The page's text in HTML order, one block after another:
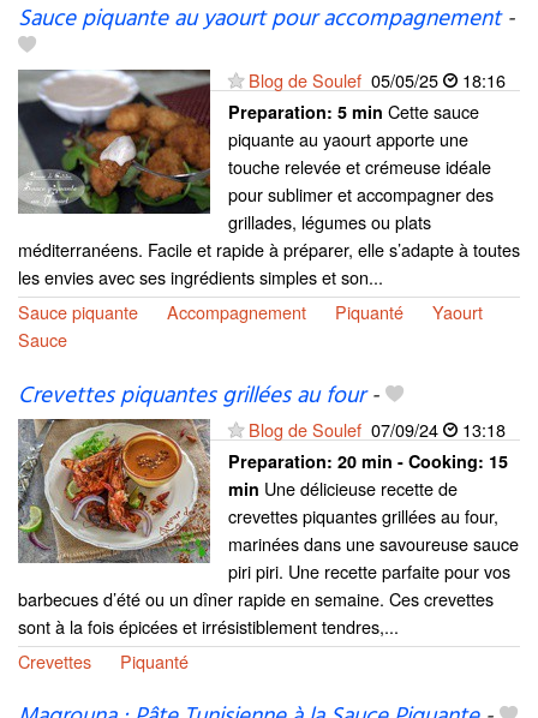
Sauce piquante au yaourt pour accompagnement-
Blog de Soulef 05/05/25 18:16
Preparation: 5 min Cette sauce
piquante au yaourt apporte une
touche relevée et crémeuse idéale
pour sublimer et accompagner des
grillades, légumes ou plats
méditerranéens. Facile et rapide à préparer, elle s’adapte à toutes
les envies avec ses ingrédients simples et son...
Sauce piquante
Accompagnement Piquanté
Yaourt
Sauce
Crevettes piquantes grillées au four-
Blog de Soulef 07/09/24 13:18
Preparation: 20 min - Cooking: 15
min Une délicieuse recette de
crevettes piquantes grillées au four,
marinées dans une savoureuse sauce
piri piri. Une recette parfaite pour vos
barbecues d’été ou un dîner rapide en semaine. Ces crevettes
sont à la fois épicées et irrésistiblement tendres,...
Crevettes
Piquanté